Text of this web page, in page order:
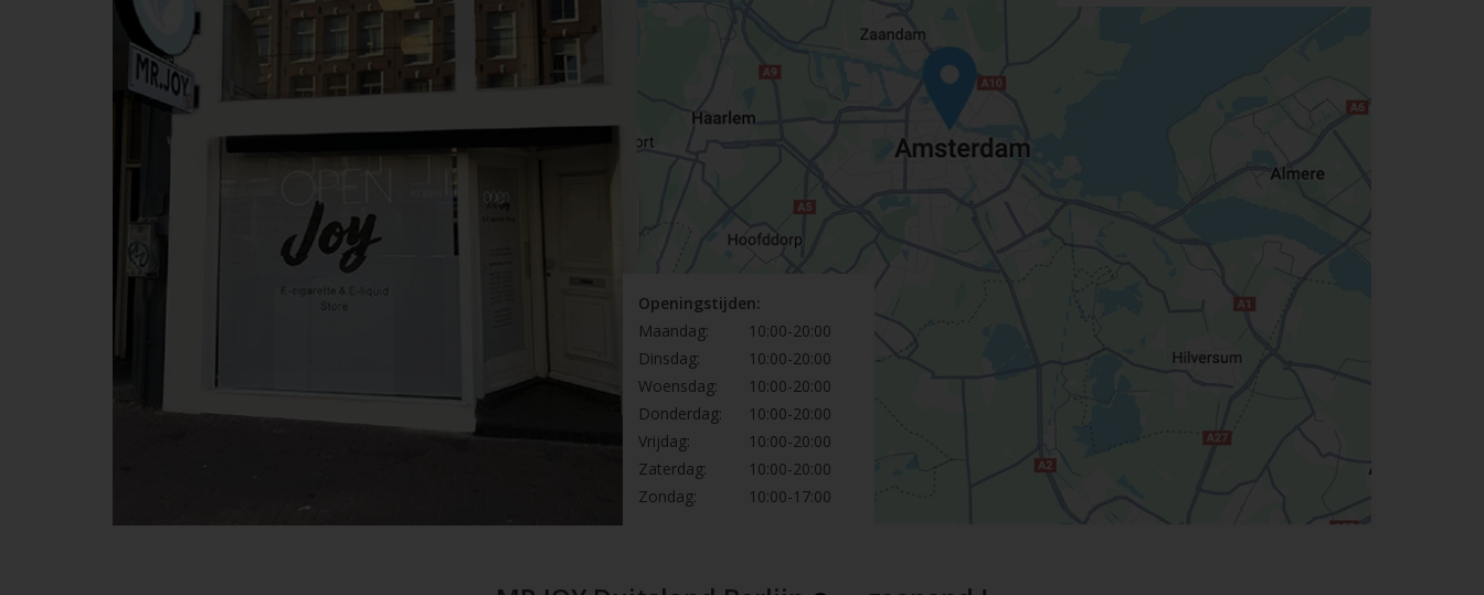
Openingstijden:
Maandag:
10:00-20:00
Dinsdag:
10:00-20:00
Woensdag:
10:00-20:00
Donderdag:
10:00-20:00
Vrijdag:
10:00-20:00
Zaterdag:
10:00-20:00
Zondag:
10:00-17:00